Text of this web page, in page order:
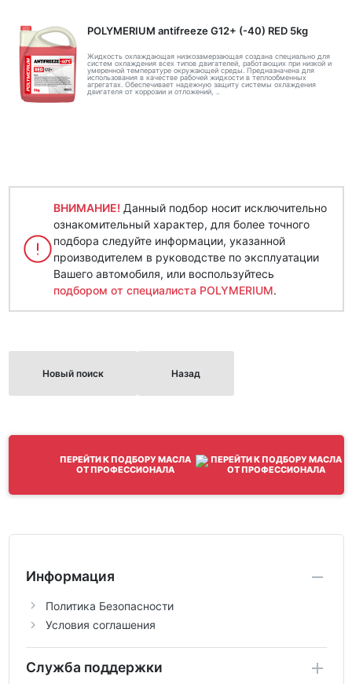
POLYMERIUM antifreeze G12+ (-40) RED 5kg
Жидкость охлаждающая низкозамерзающая создана специально для
систем охлаждения всех типов двигателей, работающих при низкой и
умеренной температуре окружающей среды. Предназначена для
использования в качестве рабочей жидкости в теплообменных
агрегатах. Обеспечивает надежную защиту системы охлаждения
двигателя от коррозии и отложений, ..
ВНИМАНИЕ! Данный подбор носит исключительно
ознакомительный характер, для более точного
подбора следуйте информации, указанной
производителем в руководстве по эксплуатации
Вашего автомобиля, или воспользуйтесь
подбором от специалиста POLYMERIUM.
Новый поиск Назад
ПЕРЕЙТИ К ПОДБОРУ МАСЛА
ОТ ПРОФЕССИОНАЛА
Информация
Политика Безопасности
Условия соглашения
Служба поддержки